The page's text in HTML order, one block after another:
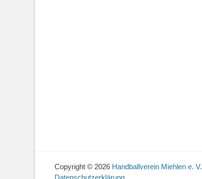
Copyright © 2026 Handballverein Miehlen e. V.
Datenschutzerklärung